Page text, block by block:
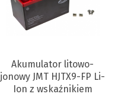
Akumulator litowo-
jonowy JMT HJTX9-FP Li-
Ion z wskaźnikiem